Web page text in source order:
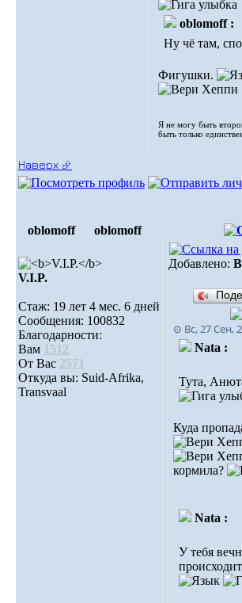
oblomoff :
Ну чё там,
Фигушки.
Я не могу быть
быть только
Наверх ⮵
oblomoff oblomoff
V.I.P.
Стаж: 19 лет 4 мес. 6 дней
Сообщения: 100832
Благодарности:
Вам 1512
От Вас 2571
Откуда вы: Suid-Afrika,
Transvaal
Добавлено:
⊙ Вс, 27 Сен,
Nata :
Тута,
Куда
кормила?
Nata :
У тебя